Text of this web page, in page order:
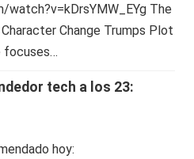
The
Change Trumps Plot
focuses…
tech a los 23:
hoy: